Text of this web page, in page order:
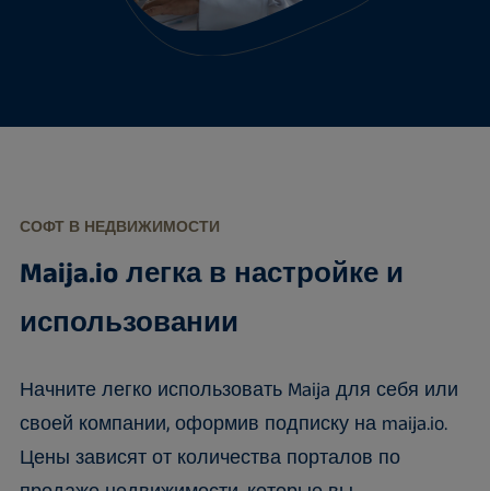
СОФТ В НЕДВИЖИМОСТИ
Maija.io легка в настройке и
использовании
Начните легко использовать Maija для себя или
своей компании, оформив подписку на maija.io.
Цены зависят от количества порталов по